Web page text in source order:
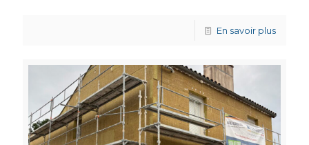
En savoir plus